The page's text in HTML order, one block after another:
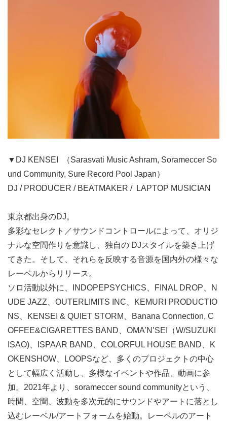
▼DJ KENSEI （Sarasvati Music Ashram, Sorameccer So
und Community, Sure Record Pool Japan）
DJ / PRODUCER / BEATMAKER / LAPTOP MUSICIAN
東京都出身のDJ。
多彩なセレクト／サウンドコントロールによって、オリジ
ナルな空間作りを意識し、独自の DJスタイルを築き上げ
てきた。そして、それらを反映する音源を国内外の様々な
レーベルからリリース。
ソロ活動以外に、INDOPEPSYCHICS、FINAL DROP、N
UDE JAZZ、OUTERLIMITS INC、KEMURI PRODUCTIO
NS、KENSEI & QUIET STORM、Banana Connection, C
OFFEE&CIGARETTES BAND、OMA’N’SEI（W/SUZUKI
ISAO)、ISPAAR BAND、COLORFUL HOUSE BAND、K
OKENSHOW、LOOPSなど、多くのプロジェクトの中心
として幅広く活動し、多様なイベントや作品、動画に参
加。2021年より、sorameccer sound communityという、
時間、空間、波動を多次元的にサウンドやアートに落とし
込むレーベル/アートフォームを始動。レーベルのアート